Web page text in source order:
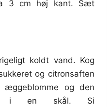
3 cm høj kant. Sæt
koldt vand. Kog
og citronsaften
og den
i en skål. Si